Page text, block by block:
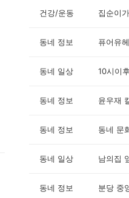
건강/운동 집순이
동네 정보 퓨어유
동네 일상 10시이
동네 정보 윤우재
동네 정보 동네 문
동네 일상 남의집
동네 정보 분당 중